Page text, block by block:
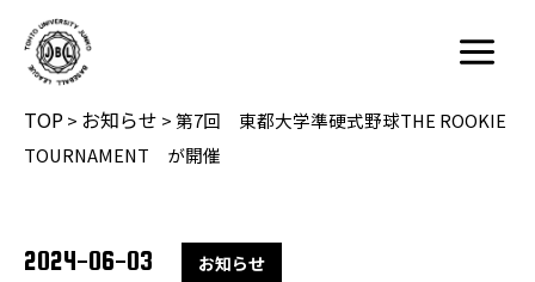
Main
Menu
TOP> お知らせ >第7回 東都大学準硬式野球THE ROOKIE
TOURNAMENT が開催
2024-06-03 お知らせ